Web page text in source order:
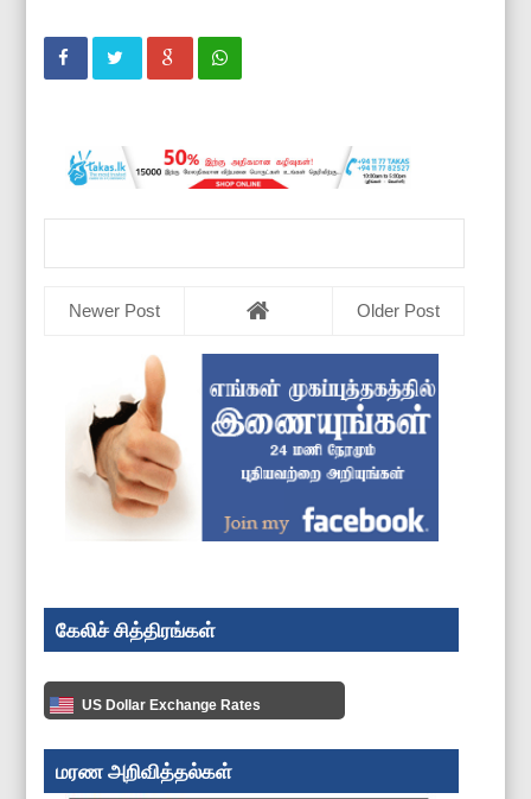
Newer Post Older Post
கேலிச் சித்திரங்கள்
US Dollar Exchange Rates
மரண அறிவித்தல்கள்